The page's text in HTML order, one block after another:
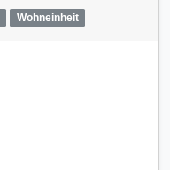
Wohneinheit